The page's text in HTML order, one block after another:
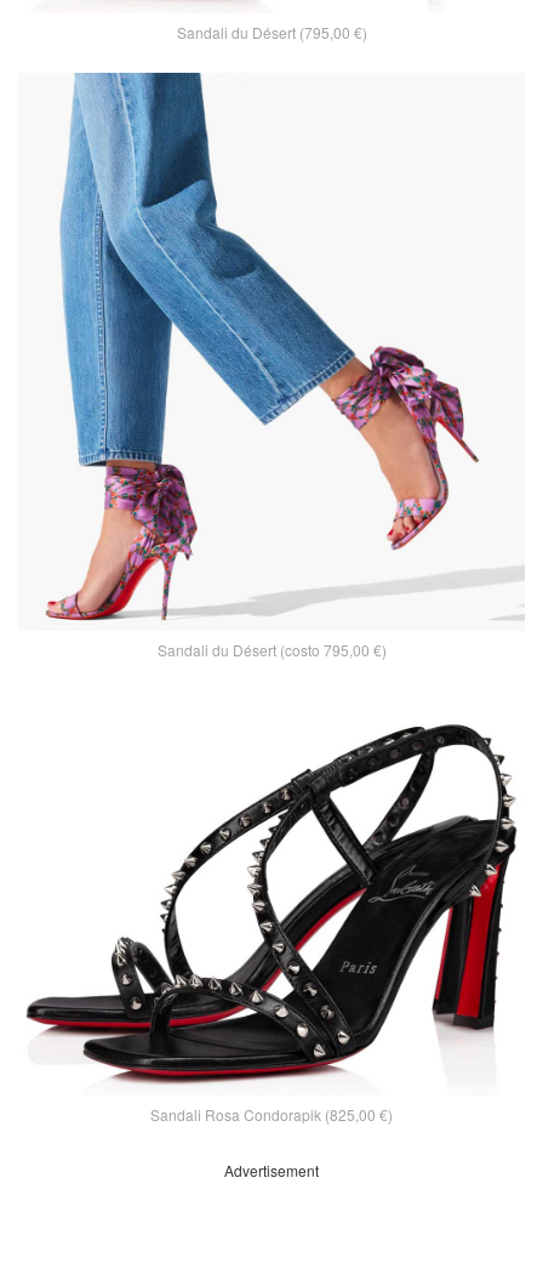
Sandali du Désert (795,00 €)
Sandali du Désert (costo 795,00 €)
Sandali Rosa Condorapik (825,00 €)
Advertisement